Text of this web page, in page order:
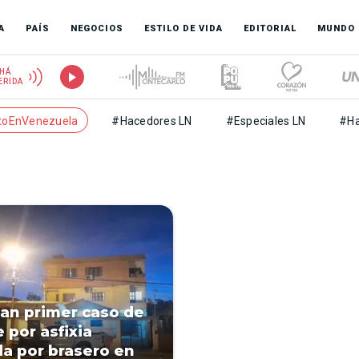
PAÍS NEGOCIOS ESTILO DE VIDA EDITORIAL MUNDO
#Hacedores LN #Especiales LN
primer caso de
por asfixia
por brasero en